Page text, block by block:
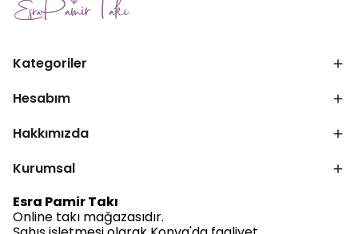
Kategoriler
Hesabım
Hakkımızda
Kurumsal
Esra Pamir Takı
Online takı mağazasıdır.